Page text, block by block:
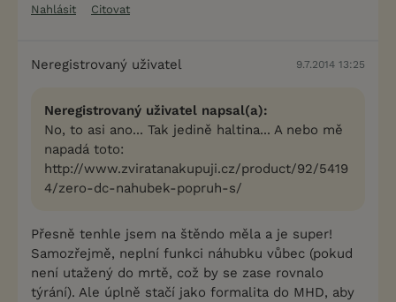
Nahlásit
Citovat
Neregistrovaný uživatel 9.7.2014 13:25
Neregistrovaný uživatel napsal(a):
No, to asi ano... Tak jedině haltina... A nebo mě
napadá toto:
http://www.zviratanakupuji.cz/product/92/5419
4/zero-dc-nahubek-popruh-s/
Přesně tenhle jsem na štěndo měla a je super!
Samozřejmě, neplní funkci náhubku vůbec (pokud
není utažený do mrtě, což by se zase rovnalo
týrání). Ale úplně stačí jako formalita do MHD, aby